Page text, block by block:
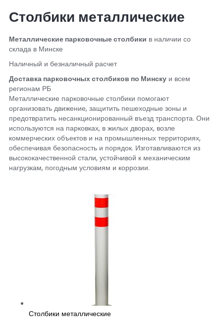
Столбики металлические
Металлические парковочные столбики в наличии со
склада в Минске
Наличный и безналичный расчет
Доставка парковочных столбиков по Минску и всем
регионам РБ
Металлические парковочные столбики помогают
организовать движение, защитить пешеходные зоны и
предотвратить несанкционированный въезд транспорта. Они
используются на парковках, в жилых дворах, возле
коммерческих объектов и на промышленных территориях,
обеспечивая безопасность и порядок. Изготавливаются из
высококачественной стали, устойчивой к механическим
нагрузкам, погодным условиям и коррозии.
Столбики металлические